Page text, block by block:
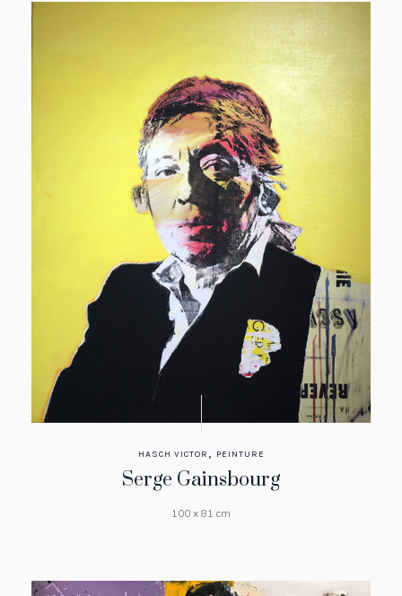
HASCH VICTOR , PEINTURE
Serge Gainsbourg
100 x 81 cm